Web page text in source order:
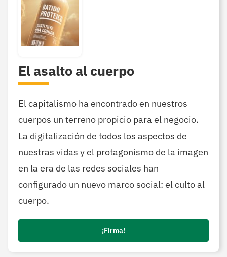
El asalto al cuerpo
El capitalismo ha encontrado en nuestros
cuerpos un terreno propicio para el negocio.
La digitalización de todos los aspectos de
nuestras vidas y el protagonismo de la imagen
en la era de las redes sociales han
configurado un nuevo marco social: el culto al
cuerpo.
¡Firma!